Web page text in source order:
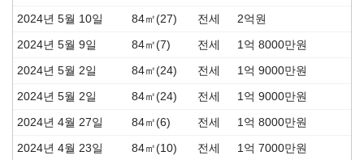
2024년 5월 10일 84㎡(27) 전세 2억원
2024년 5월 9일 84㎡(7) 전세 1억 8000만원
2024년 5월 2일 84㎡(24) 전세 1억 9000만원
2024년 5월 2일 84㎡(24) 전세 1억 9000만원
2024년 4월 27일 84㎡(6) 전세 1억 8000만원
2024년 4월 23일 84㎡(10) 전세 1억 7000만원